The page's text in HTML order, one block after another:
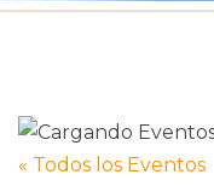
« Todos los Eventos